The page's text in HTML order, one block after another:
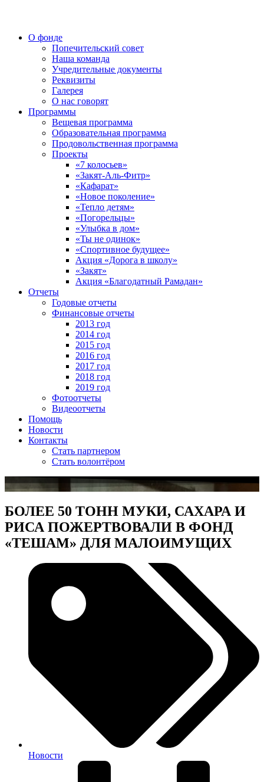
О фонде
Попечительский совет
Наша команда
Учредительные документы
Реквизиты
Галерея
О нас говорят
Программы
Вещевая программа
Образовательная программа
Продовольственная программа
Проекты
«7 колосьев»
«Закят-Аль-Фитр»
«Кафарат»
«Новое поколение»
«Тепло детям»
«Погорельцы»
«Улыбка в дом»
«Ты не одинок»
«Спортивное будущее»
Акция «Дорога в школу»
«Закят»
Акция «Благодатный Рамадан»
Отчеты
Годовые отчеты
Финансовые отчеты
2013 год
2014 год
2015 год
2016 год
2017 год
2018 год
2019 год
Фотоотчеты
Видеоотчеты
Помощь
Новости
Контакты
Стать партнером
Стать волонтёром
БОЛЕЕ 50 ТОНН МУКИ, САХАРА И
РИСА ПОЖЕРТВОВАЛИ В ФОНД
«ТЕШАМ» ДЛЯ МАЛОИМУЩИХ
Новости